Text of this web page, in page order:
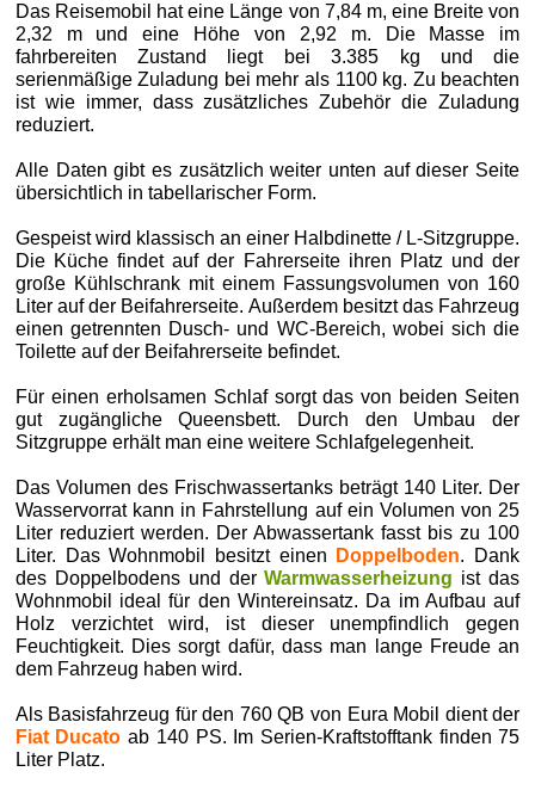
Das Reisemobil hat eine Länge von 7,84 m, eine Breite von
2,32 m und eine Höhe von 2,92 m. Die Masse im
fahrbereiten Zustand liegt bei 3.385 kg und die
serienmäßige Zuladung bei mehr als 1100 kg. Zu beachten
ist wie immer, dass zusätzliches Zubehör die Zuladung
reduziert.
Alle Daten gibt es zusätzlich weiter unten auf dieser Seite
übersichtlich in tabellarischer Form.
Gespeist wird klassisch an einer Halbdinette / L-Sitzgruppe.
Die Küche findet auf der Fahrerseite ihren Platz und der
große Kühlschrank mit einem Fassungsvolumen von 160
Liter auf der Beifahrerseite. Außerdem besitzt das Fahrzeug
einen getrennten Dusch- und WC-Bereich, wobei sich die
Toilette auf der Beifahrerseite befindet.
Für einen erholsamen Schlaf sorgt das von beiden Seiten
gut zugängliche Queensbett. Durch den Umbau der
Sitzgruppe erhält man eine weitere Schlafgelegenheit.
Das Volumen des Frischwassertanks beträgt 140 Liter. Der
Wasservorrat kann in Fahrstellung auf ein Volumen von 25
Liter reduziert werden. Der Abwassertank fasst bis zu 100
Liter. Das Wohnmobil besitzt einen
Doppelboden. Dank
des Doppelbodens und derWarmwasserheizung ist das
Wohnmobil ideal für den Wintereinsatz. Da im Aufbau auf
Holz verzichtet wird, ist dieser unempfindlich gegen
Feuchtigkeit. Dies sorgt dafür, dass man lange Freude an
dem Fahrzeug haben wird.
Als Basisfahrzeug für den 760 QB von Eura Mobil dient der
Fiat Ducato ab 140 PS. Im Serien-Kraftstofftank finden 75
Liter Platz.